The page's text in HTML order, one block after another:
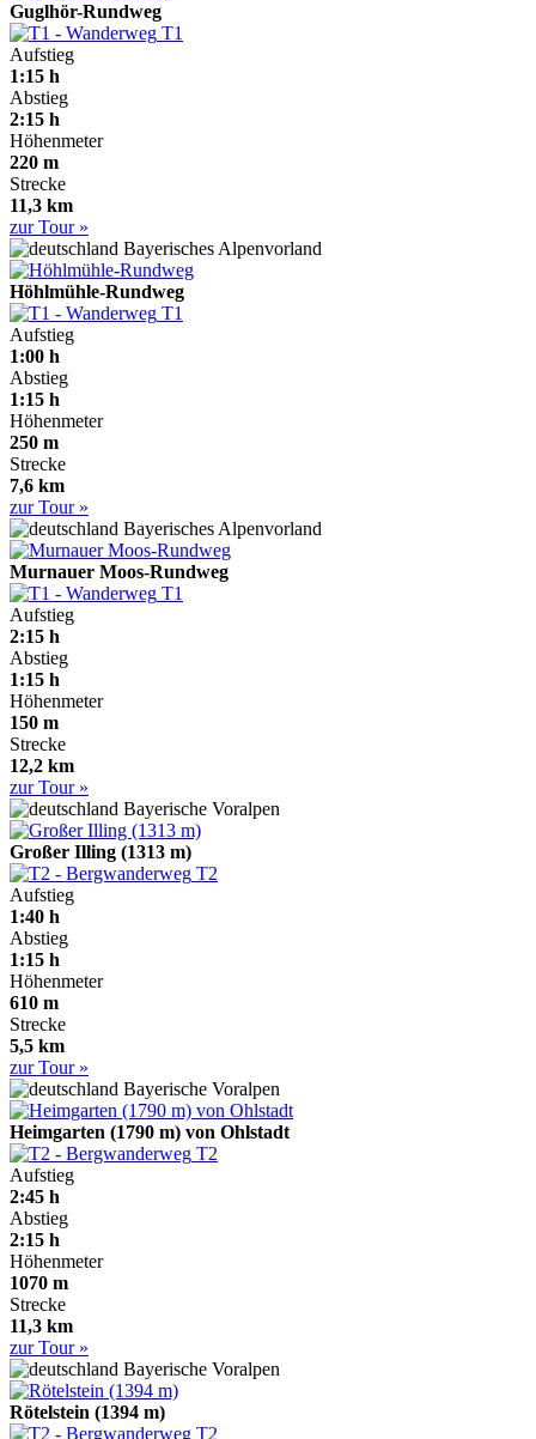
Guglhör-Rundweg
T1
Aufstieg
1:15 h
Abstieg
2:15 h
Höhenmeter
220 m
Strecke
11,3 km
zur Tour »
Bayerisches Alpenvorland
Höhlmühle-Rundweg
T1
Aufstieg
1:00 h
Abstieg
1:15 h
Höhenmeter
250 m
Strecke
7,6 km
zur Tour »
Bayerisches Alpenvorland
Murnauer Moos-Rundweg
T1
Aufstieg
2:15 h
Abstieg
1:15 h
Höhenmeter
150 m
Strecke
12,2 km
zur Tour »
Bayerische Voralpen
Großer Illing (1313 m)
T2
Aufstieg
1:40 h
Abstieg
1:15 h
Höhenmeter
610 m
Strecke
5,5 km
zur Tour »
Bayerische Voralpen
Heimgarten (1790 m) von Ohlstadt
T2
Aufstieg
2:45 h
Abstieg
2:15 h
Höhenmeter
1070 m
Strecke
11,3 km
zur Tour »
Bayerische Voralpen
Rötelstein (1394 m)
T2